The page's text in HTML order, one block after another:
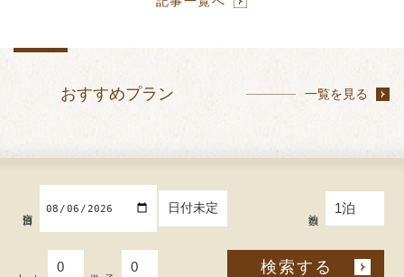
おすすめプラン 一覧を見る
日付未定
検索する